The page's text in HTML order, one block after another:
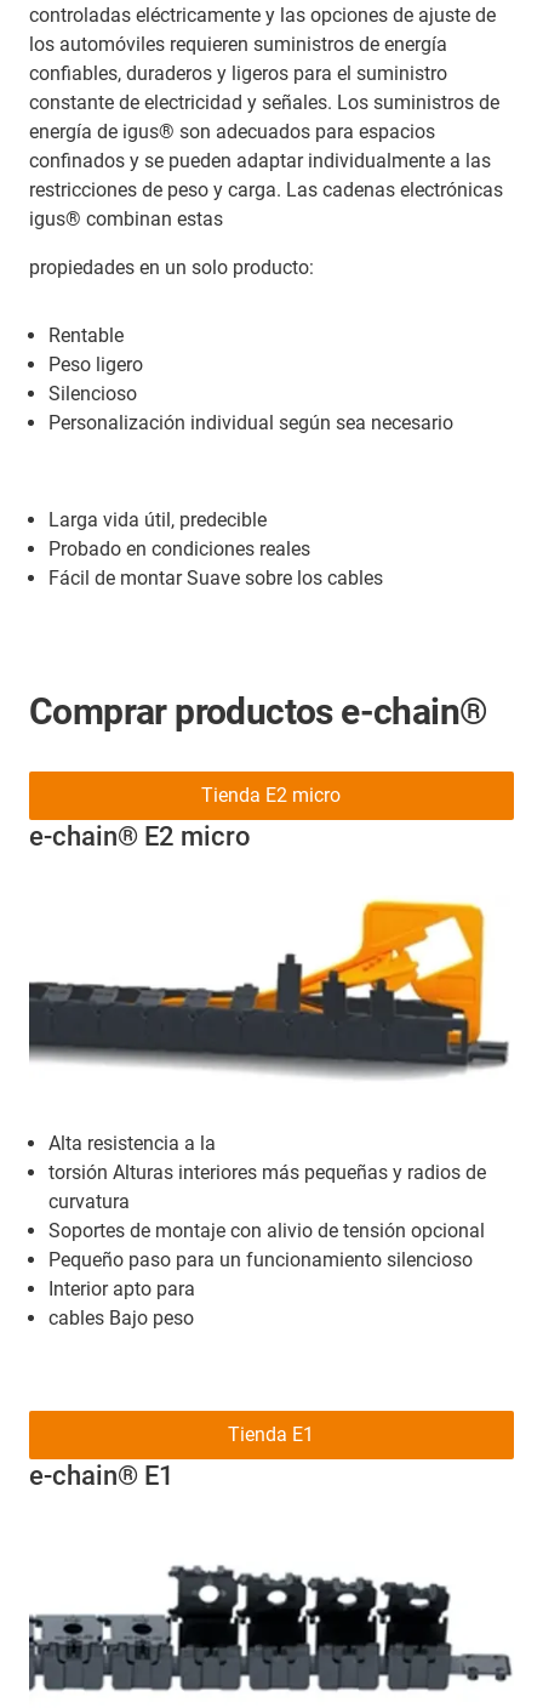
controladas eléctricamente y las opciones de ajuste de
los automóviles requieren suministros de energía
confiables, duraderos y ligeros para el suministro
constante de electricidad y señales. Los suministros de
energía de igus® son adecuados para espacios
confinados y se pueden adaptar individualmente a las
restricciones de peso y carga. Las cadenas electrónicas
igus® combinan estas
propiedades en un solo producto:
Rentable
Peso ligero
Silencioso
Personalización individual según sea necesario
Larga vida útil, predecible
Probado en condiciones reales
Fácil de montar Suave sobre los cables
Comprar productos e-chain®
e-chain® E2 micro
Alta resistencia a la
torsión Alturas interiores más pequeñas y radios de
curvatura
Soportes de montaje con alivio de tensión opcional
Pequeño paso para un funcionamiento silencioso
Interior apto para
cables Bajo peso
Tienda E2 micro
e-chain® E1
Tienda E1